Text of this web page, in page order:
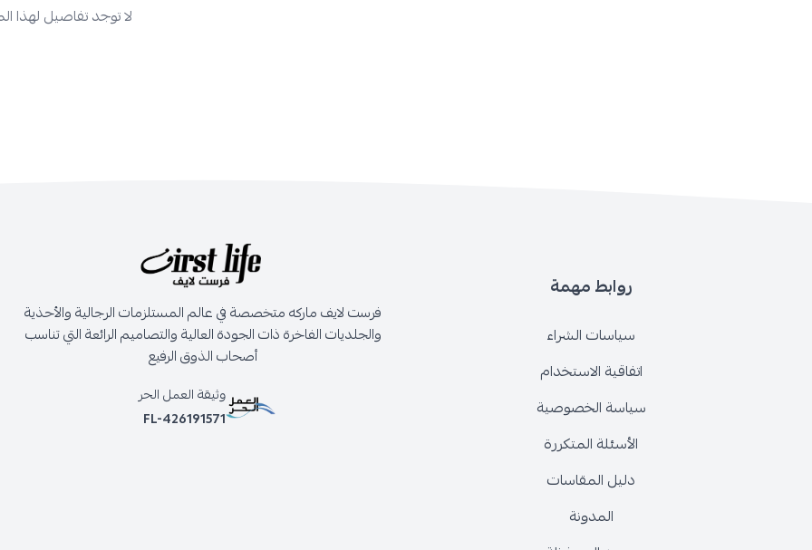
لا توجد تفاصيل لهذا
روابط مهمة
سياسات الشراء
اتفاقية الاستخدام
سياسة الخصوصية
الأسئلة المتكررة
دليل المقاسات
المدونة
فرست لايف ماركه متخصصة في عالم المستلزمات الرجالية والأحذية
والجلديات الفاخرة ذات الجودة العالية والتصاميم الرائعة التي تناسب
أصحاب الذوق الرفيع
وثيقة العمل الحر
FL-426191571